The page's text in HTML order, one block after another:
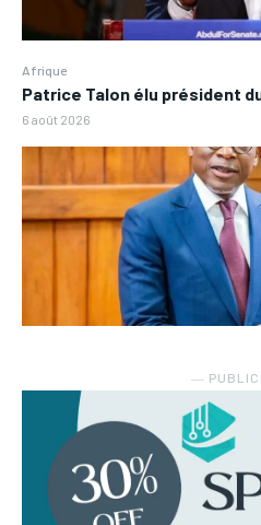
Afrique
Patrice Talon élu président
6 août 2026
―